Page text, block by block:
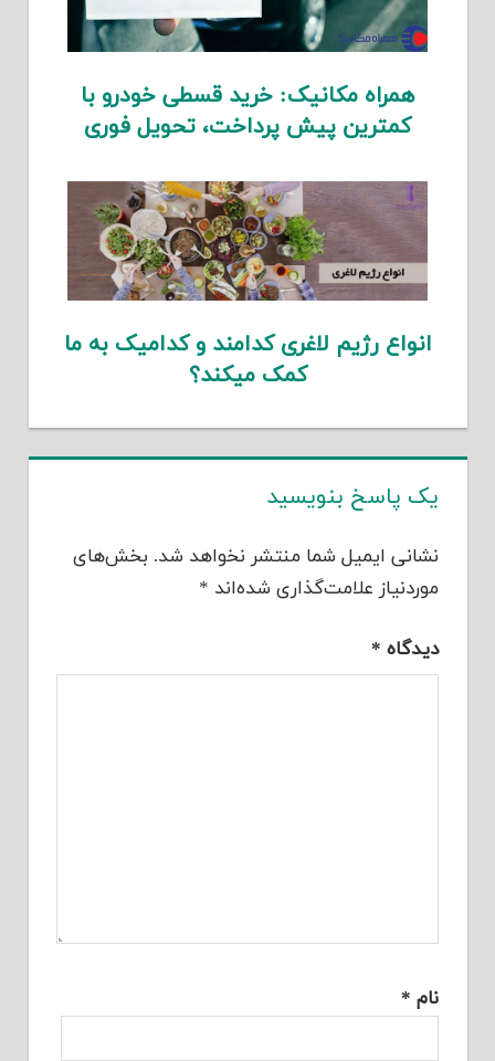
همراه مکانیک: خرید قسطی خودرو با
کمترین پیش پرداخت، تحویل فوری
انواع رژیم لاغری کدامند و کدامیک به ما
کمک میکند؟
یک پاسخ بنویسید
نشانی ایمیل شما منتشر نخواهد شد. بخش‌های
موردنیاز علامت‌گذاری شده‌اند *
دیدگاه *
نام *